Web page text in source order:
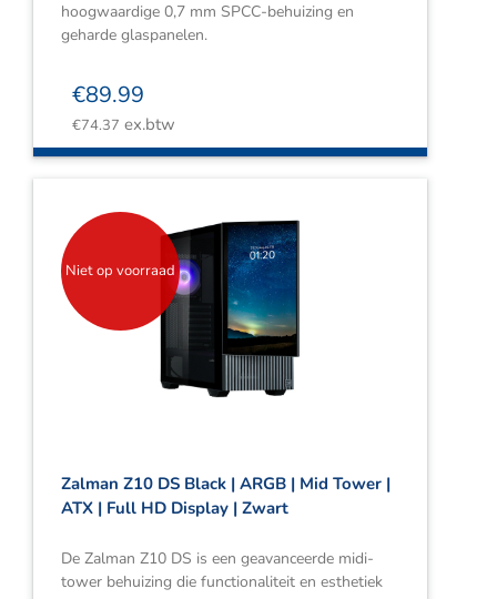
hoogwaardige 0,7 mm SPCC-behuizing en
geharde glaspanelen.
€89.99
€74.37 ex.btw
Niet op voorraad
Zalman Z10 DS Black | ARGB | Mid Tower |
ATX | Full HD Display | Zwart
De Zalman Z10 DS is een geavanceerde midi-
tower behuizing die functionaliteit en esthetiek